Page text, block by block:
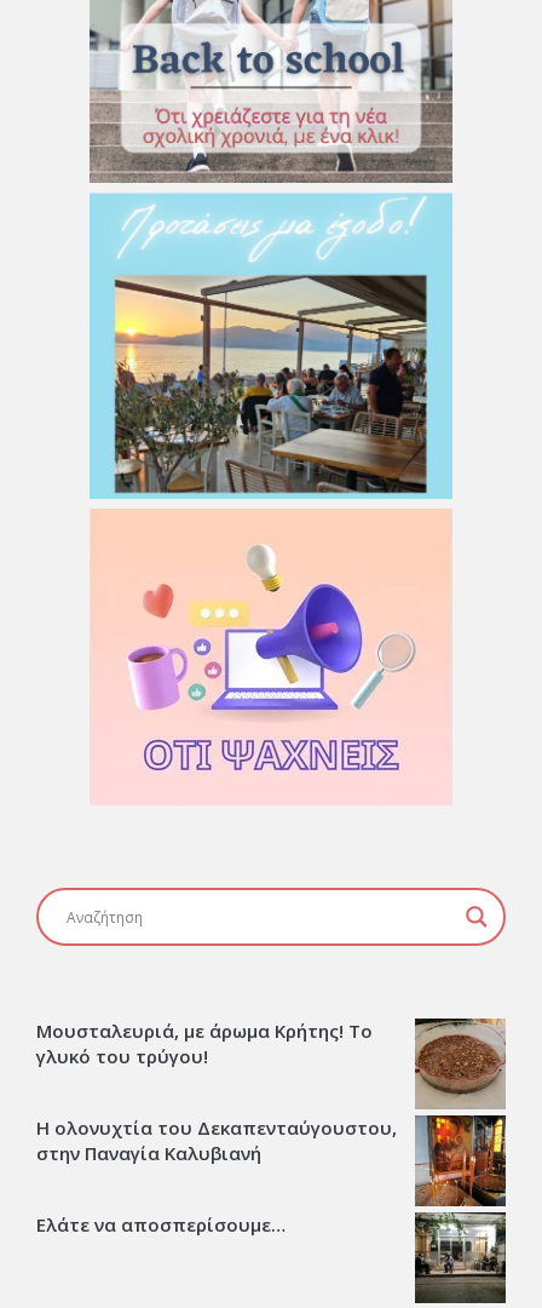
Μουσταλευριά, με άρωμα Κρήτης! Το
γλυκό του τρύγου!
Η ολονυχτία του Δεκαπενταύγουστου,
στην Παναγία Καλυβιανή
Ελάτε να αποσπερίσουμε…